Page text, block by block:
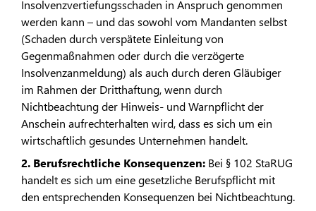
Insolvenzvertiefungsschaden in Anspruch genommen
werden kann – und das sowohl vom Mandanten selbst
(Schaden durch verspätete Einleitung von
Gegenmaßnahmen oder durch die verzögerte
Insolvenzanmeldung) als auch durch deren Gläubiger
im Rahmen der Dritthaftung, wenn durch
Nichtbeachtung der Hinweis- und Warnpflicht der
Anschein aufrechterhalten wird, dass es sich um ein
wirtschaftlich gesundes Unternehmen handelt.
2. Berufsrechtliche Konsequenzen: Bei § 102 StaRUG
handelt es sich um eine gesetzliche Berufspflicht mit
den entsprechenden Konsequenzen bei Nichtbeachtung.